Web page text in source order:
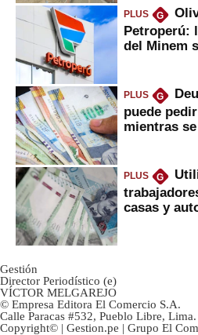
PLUS G
Petroperú:
del Minem
PLUS G
puede
mientras
PLUS G
casas y
Gestión
Director Periodístico (e)
VÍCTOR MELGAREJO
© Empresa Editora El Comercio S.A.
Calle Paracas #532, Pueblo Libre, Lima.
Copyright© | Gestion.pe | Grupo El